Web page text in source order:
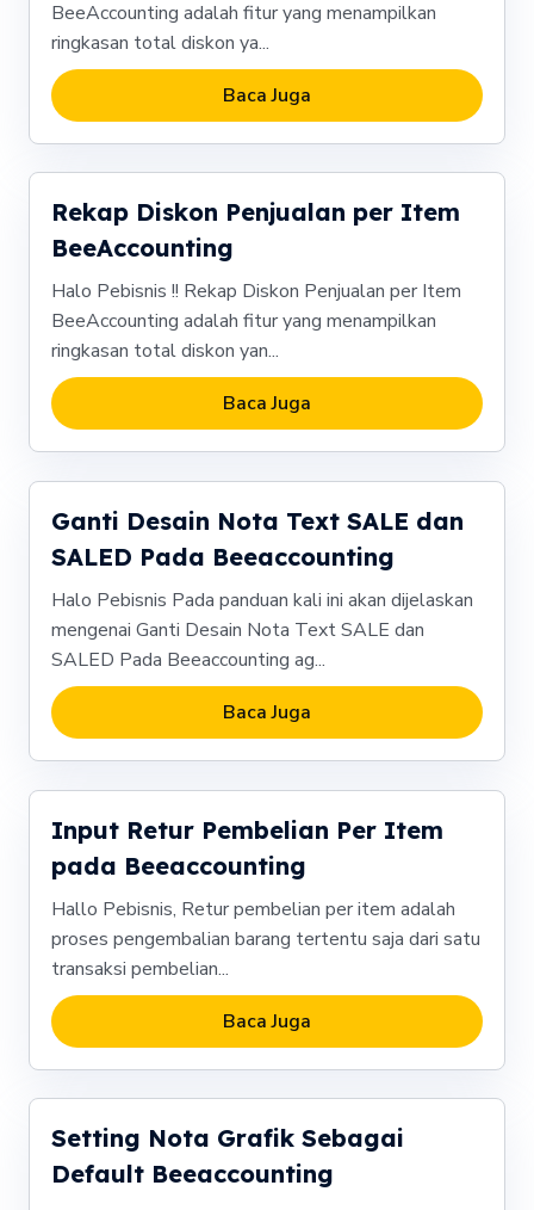
BeeAccounting adalah fitur yang menampilkan
ringkasan total diskon ya...
Baca Juga
Rekap Diskon Penjualan per Item
BeeAccounting
Halo Pebisnis !! Rekap Diskon Penjualan per Item
BeeAccounting adalah fitur yang menampilkan
ringkasan total diskon yan...
Baca Juga
Ganti Desain Nota Text SALE dan
SALED Pada Beeaccounting
Halo Pebisnis Pada panduan kali ini akan dijelaskan
mengenai Ganti Desain Nota Text SALE dan
SALED Pada Beeaccounting ag...
Baca Juga
Input Retur Pembelian Per Item
pada Beeaccounting
Hallo Pebisnis, Retur pembelian per item adalah
proses pengembalian barang tertentu saja dari satu
transaksi pembelian...
Baca Juga
Setting Nota Grafik Sebagai
Default Beeaccounting